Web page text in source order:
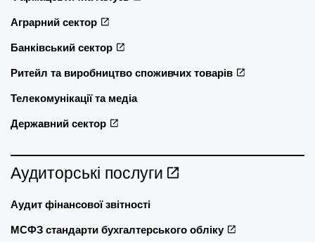
Аграрний сектор
Банківський сектор
Ритейл та виробництво споживчих товарів
Телекомунікації та медіа
Державний сектор
Аудиторські послуги
Аудит фінансової звітності
МСФЗ стандарти бухгалтерського обліку